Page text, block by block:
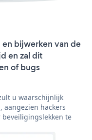
bijwerken van de
en zal dit
of bugs
u waarschijnlijk
aangezien hackers
te